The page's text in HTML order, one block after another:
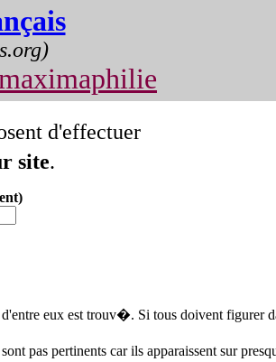
d'effectuer
site.
d'entre eux est trouv�. Si tous doivent
pertinents car ils apparaissent sur